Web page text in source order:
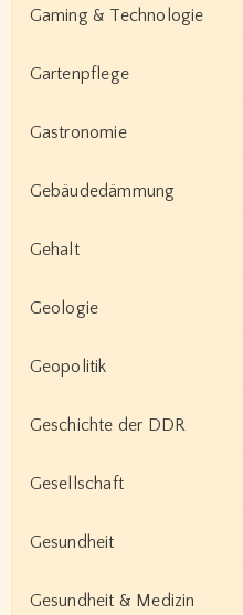
Gaming & Technologie
Gartenpflege
Gastronomie
Gebäudedämmung
Gehalt
Geologie
Geopolitik
Geschichte der DDR
Gesellschaft
Gesundheit
Gesundheit & Medizin